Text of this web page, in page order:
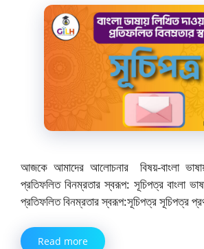
আজকে আমাদের আলোচনার বিষয়-বাংলা
প্রতিফলিত বিনম্রতার স্বরূপ: সূচিপত্র বাংলা
প্রতিফলিত বিনম্রতার স্বরূপ:সূচিপত্র সূচিপত্র
Read more